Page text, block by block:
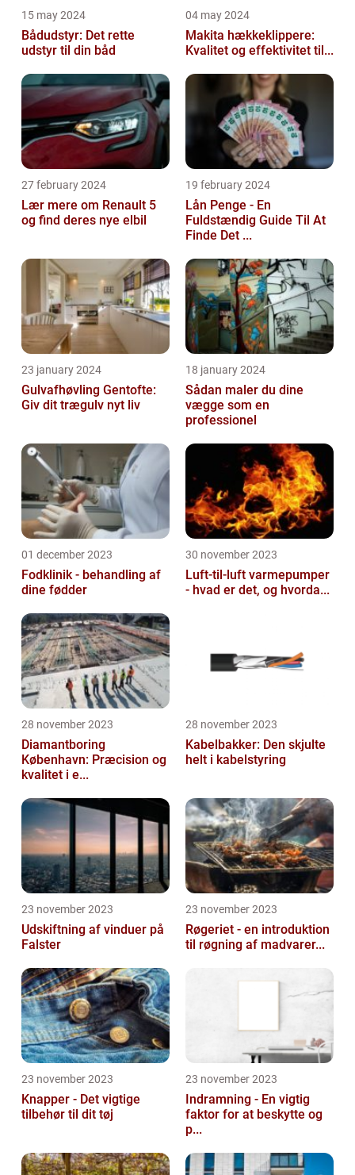
15 may 2024
Bådudstyr: Det rette
udstyr til din båd
04 may 2024
Makita hækkeklippere:
Kvalitet og effektivitet til...
27 february 2024
Lær mere om Renault 5
og find deres nye elbil
19 february 2024
Lån Penge - En
Fuldstændig Guide Til At
Finde Det ...
23 january 2024
Gulvafhøvling Gentofte:
Giv dit trægulv nyt liv
18 january 2024
Sådan maler du dine
vægge som en
professionel
01 december 2023
Fodklinik - behandling af
dine fødder
30 november 2023
Luft-til-luft varmepumper
- hvad er det, og hvorda...
28 november 2023
Diamantboring
København: Præcision og
kvalitet i e...
28 november 2023
Kabelbakker: Den skjulte
helt i kabelstyring
23 november 2023
Udskiftning af vinduer på
Falster
23 november 2023
Røgeriet - en introduktion
til røgning af madvarer...
23 november 2023
Knapper - Det vigtige
tilbehør til dit tøj
23 november 2023
Indramning - En vigtig
faktor for at beskytte og
p...